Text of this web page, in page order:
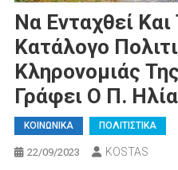
Να Ενταχθεί Και
Κατάλογο
Κληρονομιάς
Γράφει Ο Π.
ΚΟΙΝΩΝΙΚΑ ΠΟΛΙΤΙΣΤΙΚΑ
22/09/2023 KOSTAS